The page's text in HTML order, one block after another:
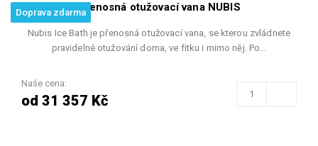
Doprava zdarmaPřenosná otužovací vana NUBIS
Nubis Ice Bath je přenosná otužovací vana, se kterou zvládnete
pravidelné otužování doma, ve fitku i mimo něj. Po…
Naše cena:
od 31 357 Kč